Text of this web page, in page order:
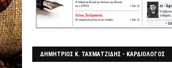
ΔΗΜΗΤΡΙΟΣ Κ. ΤΑΧΜΑΤΖΙΔΗΣ - ΚΑΡΔΙΟΛΟΓΟΣ